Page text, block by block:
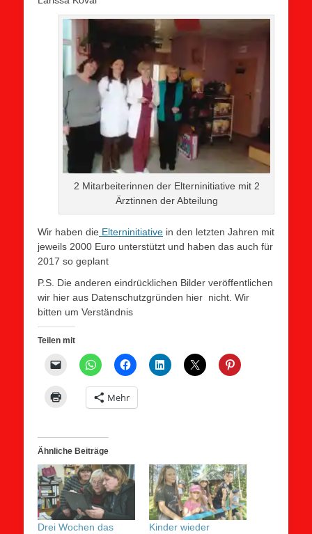
2 Mitarbeiterinnen der Elterninitiative mit 2
Ärztinnen der Abteilung
Wir haben die Elterninitiative in den letzten Jahren mit
jeweils 2000 Euro unterstützt und haben das auch für
2017 so geplant
P.S. Die anderen eindrücklichen Bilder veröffentlichen
wir hier aus Datenschutzgründen hier nicht. Wir
bitten um Verständnis
Teilen mit
Mehr
Ähnliche Beiträge
Drei Wochen das
Kinder wieder